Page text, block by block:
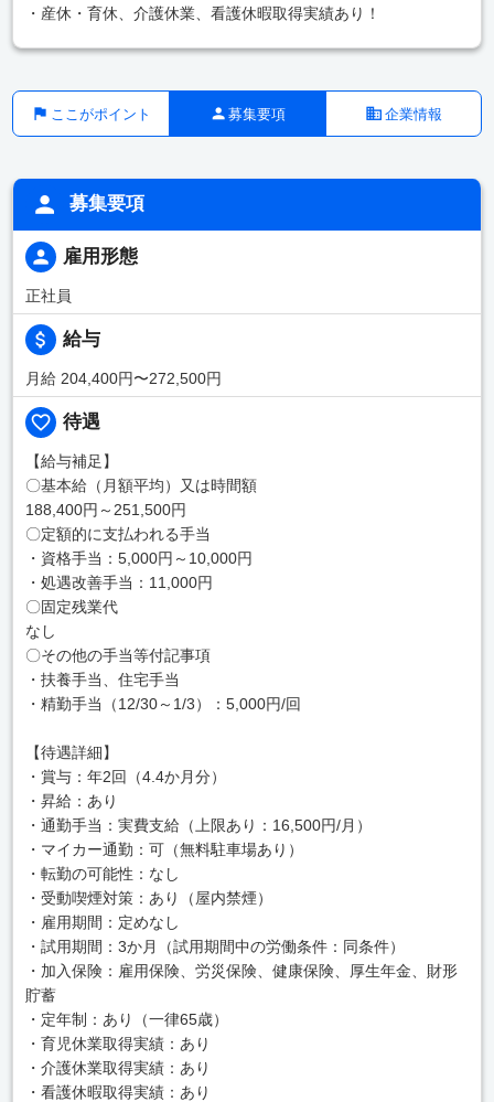
・産休・育休、介護休業、看護休暇取得実績あり！
ここがポイント 募集要項 企業情報
募集要項
雇用形態
正社員
給与
月給 204,400円〜272,500円
待遇
【給与補足】
〇基本給（月額平均）又は時間額
188,400円～251,500円
〇定額的に支払われる手当
・資格手当：5,000円～10,000円
・処遇改善手当：11,000円
〇固定残業代
なし
〇その他の手当等付記事項
・扶養手当、住宅手当
・精勤手当（12/30～1/3）：5,000円/回
【待遇詳細】
・賞与：年2回（4.4か月分）
・昇給：あり
・通勤手当：実費支給（上限あり：16,500円/月）
・マイカー通勤：可（無料駐車場あり）
・転勤の可能性：なし
・受動喫煙対策：あり（屋内禁煙）
・雇用期間：定めなし
・試用期間：3か月（試用期間中の労働条件：同条件）
・加入保険：雇用保険、労災保険、健康保険、厚生年金、財形
貯蓄
・定年制：あり（一律65歳）
・育児休業取得実績：あり
・介護休業取得実績：あり
・看護休暇取得実績：あり